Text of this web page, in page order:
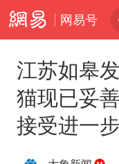
网易号
江苏如皋
猫现已妥
接受进一